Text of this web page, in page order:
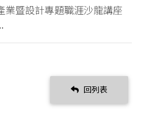
業暨設計專題職涯沙龍講座
回列表